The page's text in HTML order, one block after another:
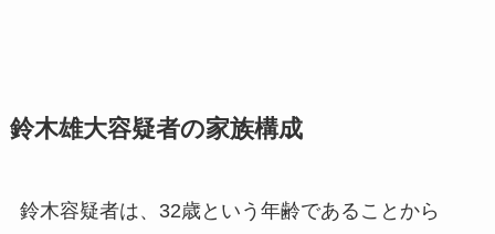
鈴木雄大容疑者の家族構成
鈴木容疑者は、32歳という年齢であることから